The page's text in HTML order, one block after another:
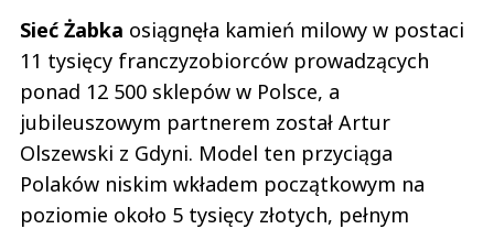
Sieć Żabka osiągnęła kamień milowy w postaci
11 tysięcy franczyzobiorców prowadzących
ponad 12 500 sklepów w Polsce, a
jubileuszowym partnerem został Artur
Olszewski z Gdyni. Model ten przyciąga
Polaków niskim wkładem początkowym na
poziomie około 5 tysięcy złotych, pełnym